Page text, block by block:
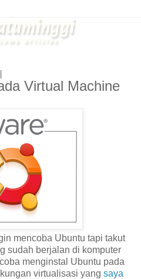
Virtual Machine
mencoba Ubuntu tapi takut
sudah berjalan di komputer
menginstal Ubuntu pada
virtualisasi yang saya